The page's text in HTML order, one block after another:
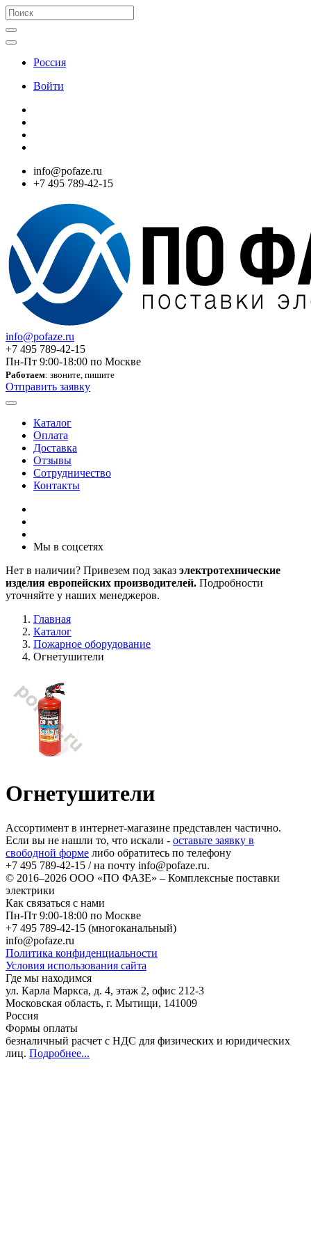
Россия
Войти
info@pofaze.ru
+7 495 789-42-15
info@pofaze.ru
+7 495 789-42-15
Пн-Пт 9:00-18:00 по Москве
Работаем: звоните, пишите
Отправить заявку
Каталог
Оплата
Доставка
Отзывы
Сотрудничество
Контакты
Мы в соцсетях
Нет в наличии? Привезем под заказ электротехнические
изделия европейских производителей. Подробности
уточняйте у наших менеджеров.
Главная
Каталог
Пожарное оборудование
Огнетушители
Огнетушители
Ассортимент в интернет-магазине представлен частично.
Если вы не нашли то, что искали - оставьте заявку в
свободной форме либо обратитесь по телефону
+7 495 789-42-15 / на почту info@pofaze.ru.
© 2016–2026 ООО «ПО ФАЗЕ» – Комплексные поставки
электрики
Как связаться с нами
Пн-Пт 9:00-18:00 по Москве
+7 495 789-42-15 (многоканальный)
info@pofaze.ru
Политика конфиденциальности
Условия использования сайта
Где мы находимся
ул. Карла Маркса, д. 4, этаж 2, офис 212-3
Московская область, г. Мытищи, 141009
Россия
Формы оплаты
безналичный расчет с НДС для физических и юридических
лиц. Подробнее...